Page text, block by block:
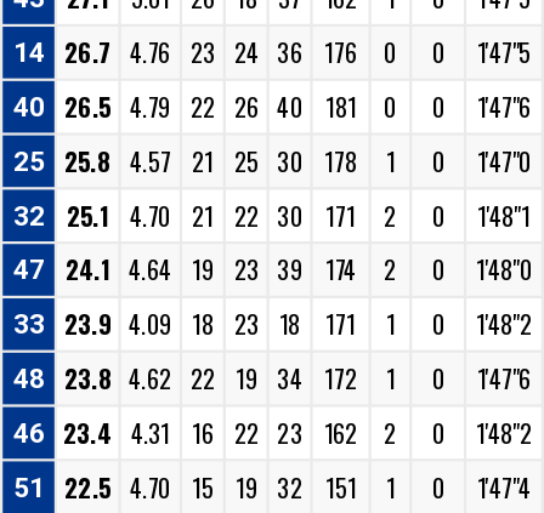
14 26.7 4.76 23 24 36 176 0 0 1'47"5
40 26.5 4.79 22 26 40 181 0 0 1'47"6
25 25.8 4.57 21 25 30 178 1 0 1'47"0
32 25.1 4.70 21 22 30 171 2 0 1'48"1
47 24.1 4.64 19 23 39 174 2 0 1'48"0
33 23.9 4.09 18 23 18 171 1 0 1'48"2
48 23.8 4.62 22 19 34 172 1 0 1'47"6
46 23.4 4.31 16 22 23 162 2 0 1'48"2
51 22.5 4.70 15 19 32 151 1 0 1'47"4